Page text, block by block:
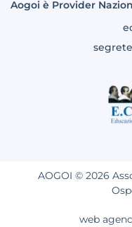
Aogoi è Provider
AOGOI © 2026
web